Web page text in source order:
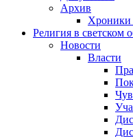
Архив
Хроники
Религия в светском
Новости
Власти